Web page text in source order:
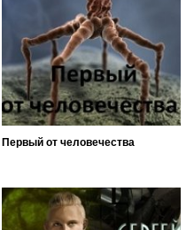
Первый от человечества